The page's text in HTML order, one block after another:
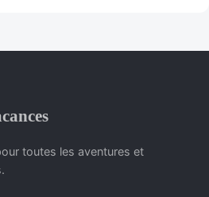
toutes les aventures et